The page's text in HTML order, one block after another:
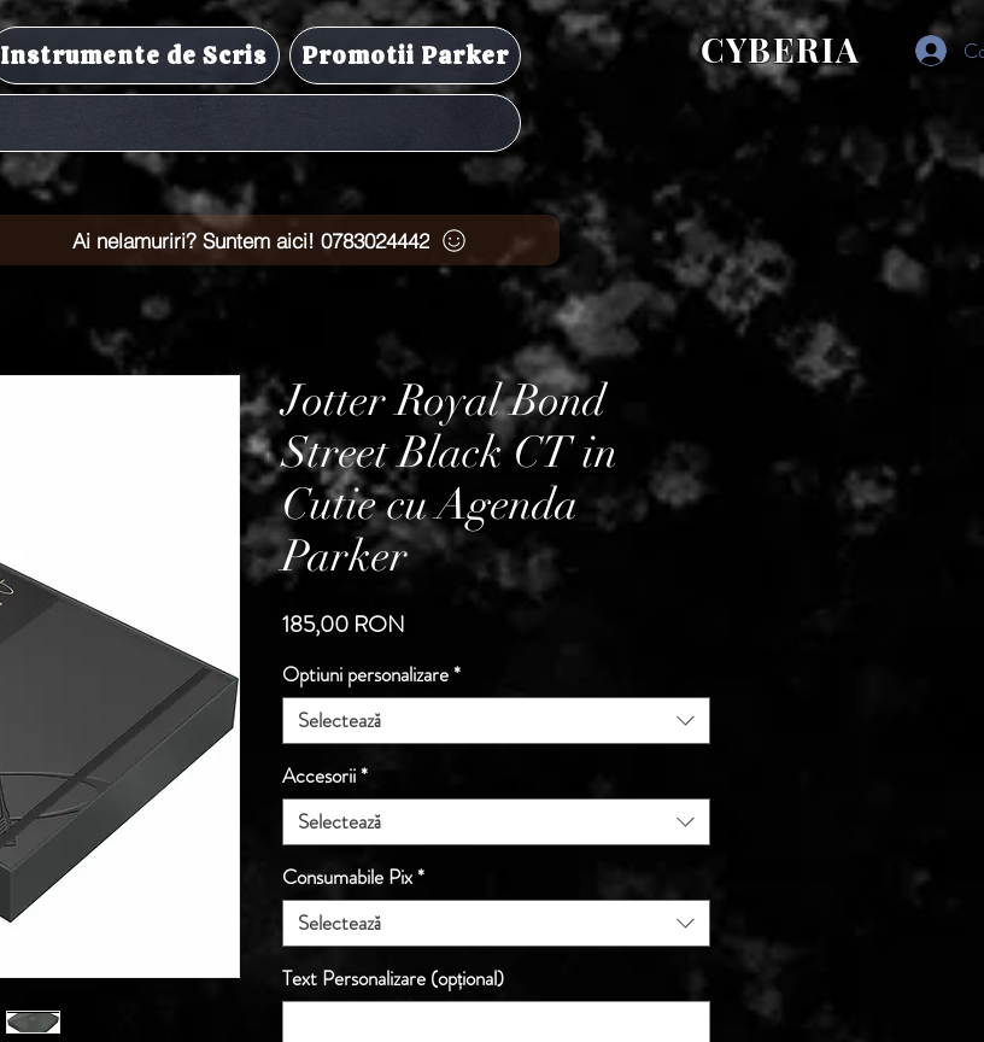
Instrumente de Scris Promotii Parker CYBERIA
Ai nelamuriri? Suntem aici! 0783024442
Jotter Royal Bond
Street Black CT in
Cutie cu Agenda
Parker
185,00 RON
Optiuni personalizare*
Selectează
Accesorii*
Selectează
Consumabile Pix*
Selectează
Text Personalizare (opțional)